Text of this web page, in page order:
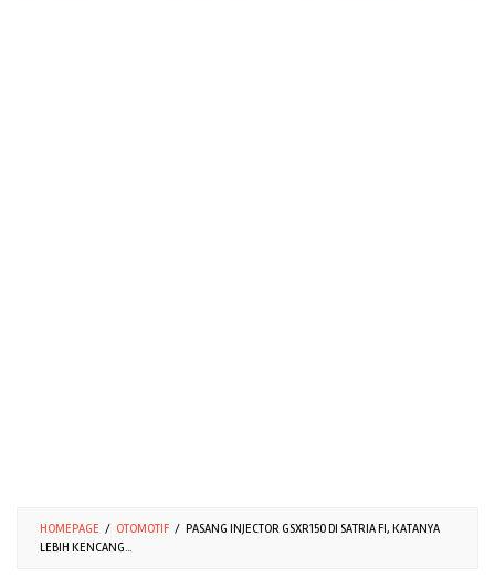
HOMEPAGE / OTOMOTIF / PASANG INJECTOR GSXR150 DI SATRIA FI, KATANYA
LEBIH KENCANG...